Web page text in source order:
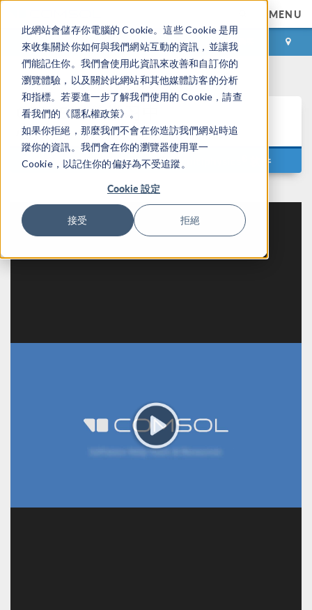
此網站會儲存你電腦的 Cookie。這些 Cookie 是用
來收集關於你如何與我們網站互動的資訊，並讓我
們能記住你。我們會使用此資訊來改善和自訂你的
瀏覽體驗，以及關於此網站和其他媒體訪客的分析
和指標。若要進一步了解我們使用的 Cookie，請查
看我們的《隱私權政策》。
如果你拒絕，那麼我們不會在你造訪我們網站時追
蹤你的資訊。我們會在你的瀏覽器使用單一
Cookie，以記住你的偏好為不受追蹤。
Cookie 設定
接受 拒絕
MENU
登录 咨询与购买
COMSOL®学习中
心
通过视频自学如何使用 COMSOL Multiphysics 软件